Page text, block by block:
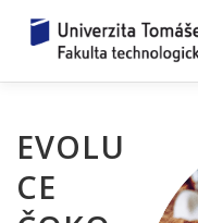
JAK TO FUNGUJE?
EVOLU
CE